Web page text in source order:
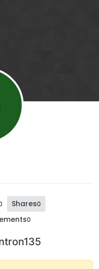
Shares0
0